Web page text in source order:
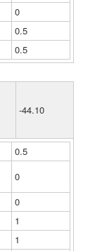
0
0.5
0.5
-44.10
0.5
0
0
1
1